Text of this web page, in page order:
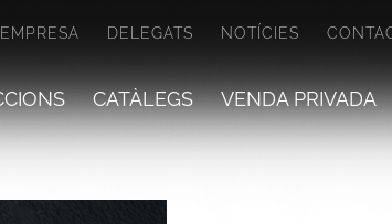
EMPRESA DELEGATS NOTÍCIES
CATÀLEGS VENDA PRIVADA